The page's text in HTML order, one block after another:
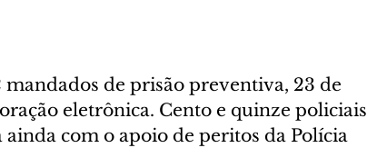
de prisão preventiva, 23 de
eletrônica. Cento e quinze policiais
com o apoio de peritos da Polícia